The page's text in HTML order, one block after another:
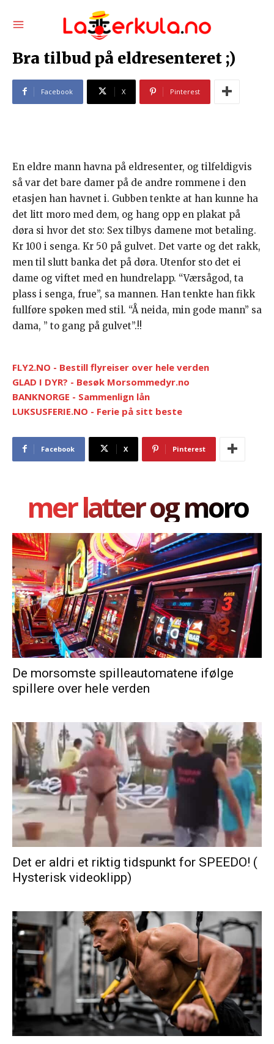
Bra tilbud på eldresenteret ;)
Facebook X Pinterest
En eldre mann havna på eldresenter, og tilfeldigvis
så var det bare damer på de andre rommene i den
etasjen han havnet i. Gubben tenkte at han kunne ha
det litt moro med dem, og hang opp en plakat på
døra si hvor det sto: Sex tilbys damene mot betaling.
Kr 100 i senga. Kr 50 på gulvet. Det varte og det rakk,
men til slutt banka det på døra. Utenfor sto det ei
dame og viftet med en hundrelapp. “Værsågod, ta
plass i senga, frue”, sa mannen. Han tenkte han fikk
fullføre spøken med stil. “Å neida, min gode mann” sa
dama, ” to gang på gulvet”.!!
FLY2.NO - Bestill flyreiser over hele verden
GLAD I DYR? - Besøk Morsommedyr.no
BANKNORGE - Sammenlign lån
LUKSUSFERIE.NO - Ferie på sitt beste
Facebook X Pinterest
mer latter og moro
De morsomste spilleautomatene ifølge
spillere over hele verden
Det er aldri et riktig tidspunkt for SPEEDO! (
Hysterisk videoklipp)